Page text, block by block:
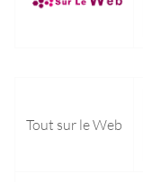
Tout sur le Web